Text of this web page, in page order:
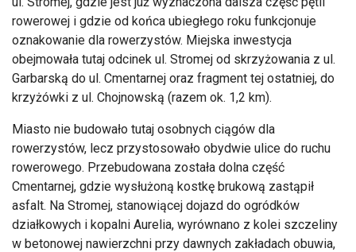
rowerowej i gdzie od końca ubiegłego roku funkcjonuje
oznakowanie dla rowerzystów. Miejska inwestycja
obejmowała tutaj odcinek ul. Stromej od skrzyżowania z ul.
Garbarską do ul. Cmentarnej oraz fragment tej ostatniej, do
krzyżówki z ul. Chojnowską (razem ok. 1,2 km).
Miasto nie budowało tutaj osobnych ciągów dla
rowerzystów, lecz przystosowało obydwie ulice do ruchu
rowerowego. Przebudowana została dolna część
Cmentarnej, gdzie wysłużoną kostkę brukową zastąpił
asfalt. Na Stromej, stanowiącej dojazd do ogródków
działkowych i kopalni Aurelia, wyrównano z kolei szczeliny
w betonowej nawierzchni przy dawnych zakładach obuwia,